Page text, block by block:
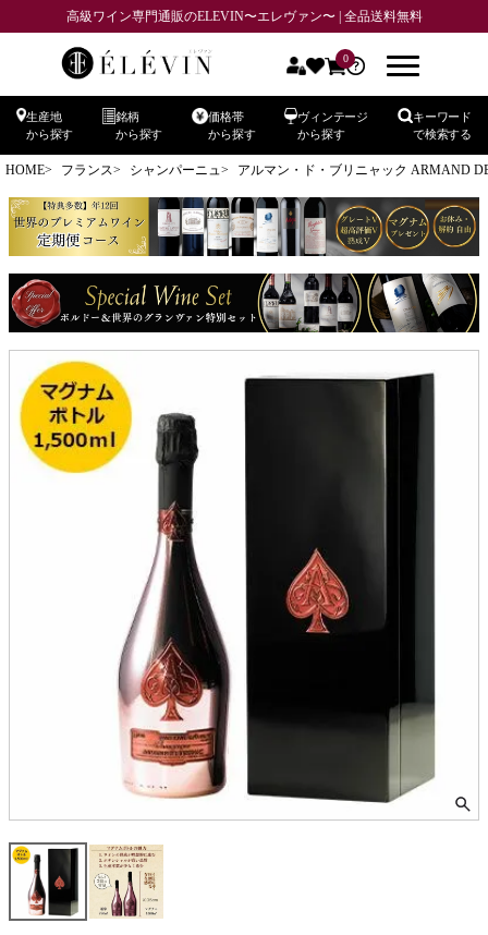
高級ワイン専門通販のELEVIN〜エレヴァン〜 | 全品送料無料
0
生産地
から探す
銘柄
から探す
価格帯
から探す
ヴィンテージ
から探す
キーワード
で検索する
HOME フランス シャンパーニュ アルマン・ド・ブリニャック ARMAND